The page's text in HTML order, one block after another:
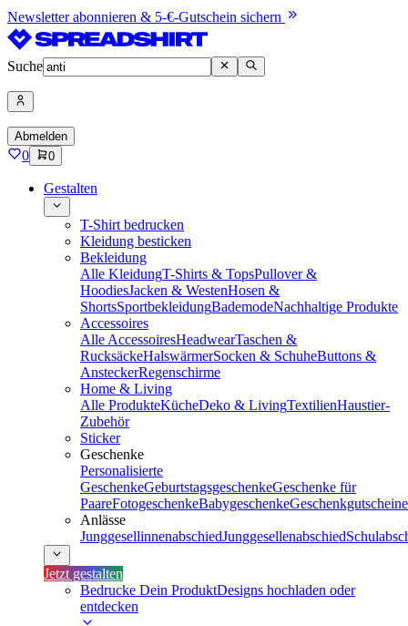
Newsletter abonnieren & 5-€-Gutschein sichern
Suche
Abmelden
0 0
Gestalten
T-Shirt bedrucken
Kleidung besticken
Bekleidung
Alle KleidungT-Shirts & TopsPullover &
HoodiesJacken & WestenHosen &
ShortsSportbekleidungBademodeNachhaltige Produkte
Accessoires
Alle AccessoiresHeadwearTaschen &
RucksäckeHalswärmerSocken & SchuheButtons &
AnsteckerRegenschirme
Home & Living
Alle ProdukteKücheDeko & LivingTextilienHaustier-
Zubehör
Sticker
Geschenke
Personalisierte
GeschenkeGeburtstagsgeschenkeGeschenke für
PaareFotogeschenkeBabygeschenkeGeschenkgutscheine
Anlässe
JunggesellinnenabschiedJunggesellenabschied
Jetzt gestalten
Bedrucke Dein ProduktDesigns hochladen oder
entdecken